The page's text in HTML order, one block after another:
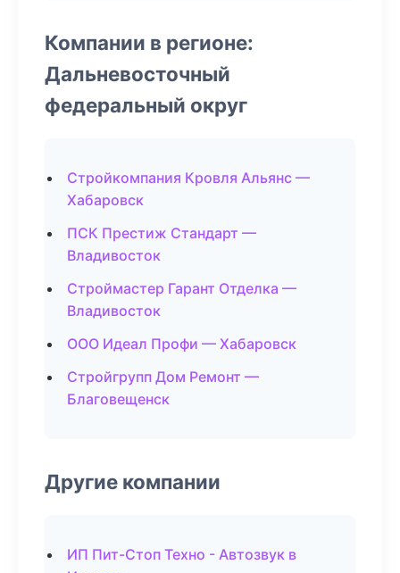
Компании в регионе:
Дальневосточный
федеральный округ
Стройкомпания Кровля Альянс —
Хабаровск
ПСК Престиж Стандарт —
Владивосток
Строймастер Гарант Отделка —
Владивосток
ООО Идеал Профи — Хабаровск
Стройгрупп Дом Ремонт —
Благовещенск
Другие компании
ИП Пит-Стоп Техно - Автозвук в